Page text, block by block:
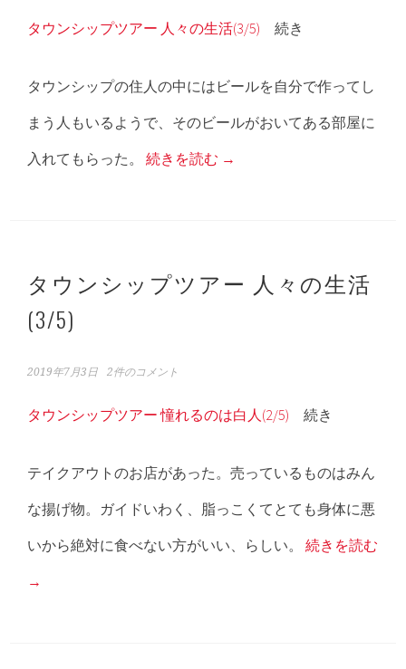
タウンシップツアー 人々の生活(3/5) 続き
タウンシップの住人の中にはビールを自分で作ってし
まう人もいるようで、そのビールがおいてある部屋に
入れてもらった。続きを読む →
タウンシップツアー 人々の生活
(3/5)
2019年7月3日 2件のコメント
タウンシップツアー 憧れるのは白人(2/5) 続き
テイクアウトのお店があった。売っているものはみん
な揚げ物。ガイドいわく、脂っこくてとても身体に悪
いから絶対に食べない方がいい、らしい。続きを読む
→